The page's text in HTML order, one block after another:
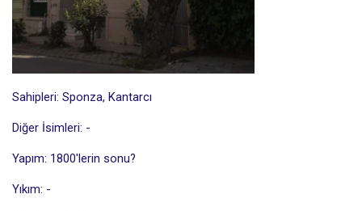
Sahipleri: Sponza, Kantarcı
Diğer İsimleri: -
Yapım: 1800'lerin sonu?
Yıkım: -